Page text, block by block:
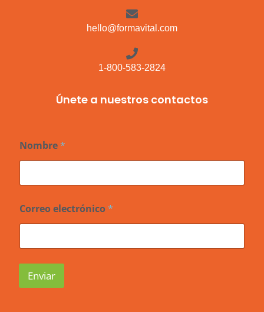
hello@formavital.com
1-800-583-2824
Únete a nuestros contactos
Nombre*
*
*
Correo electrónico*
Enviar